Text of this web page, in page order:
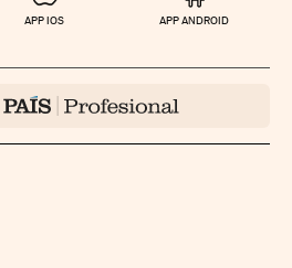
APP IOS APP ANDROID